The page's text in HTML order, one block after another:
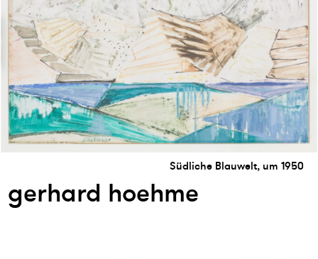
Südliche Blauwelt, um 1950
gerhard hoehme